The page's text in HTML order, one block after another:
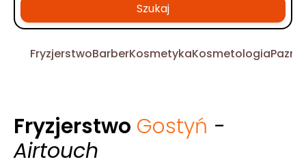
Szukaj
FryzjerstwoBarberKosmetykaKosmetologia
Fryzjerstwo Gostyń -
Airtouch